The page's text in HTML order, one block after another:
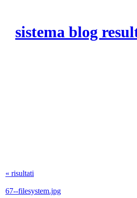
sistema blog
« risultati
67--filesystem.jpg